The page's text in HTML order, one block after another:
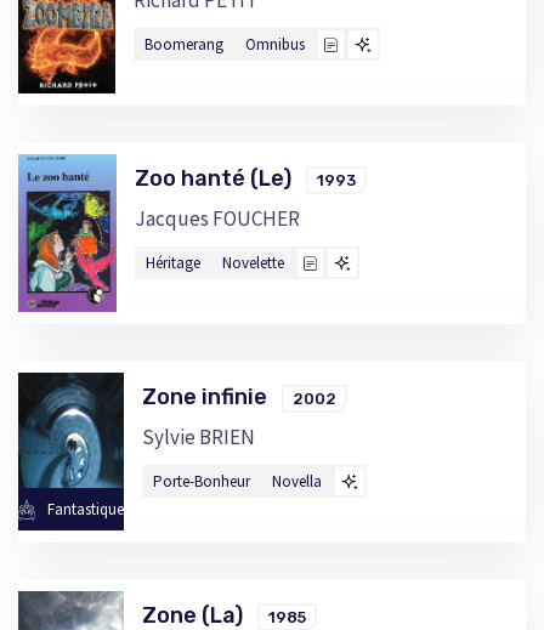
Boomerang Omnibus
Zoo hanté (Le) 1993
Jacques FOUCHER
Héritage Novelette
Fantastique
Zone infinie 2002
Sylvie BRIEN
Porte-Bonheur Novella
Zone (La) 1985